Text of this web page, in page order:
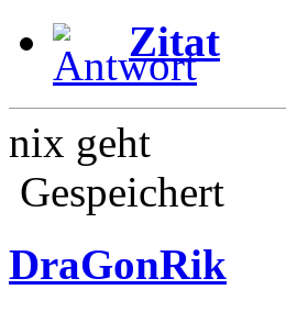
Zitat
nix geht
Gespeichert
DraGonRik